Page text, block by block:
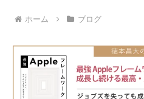
ホーム ブログ